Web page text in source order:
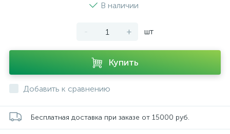
В наличии
- + шт
Купить
Добавить к сравнению
Бесплатная доставка при заказе от 15000 руб.